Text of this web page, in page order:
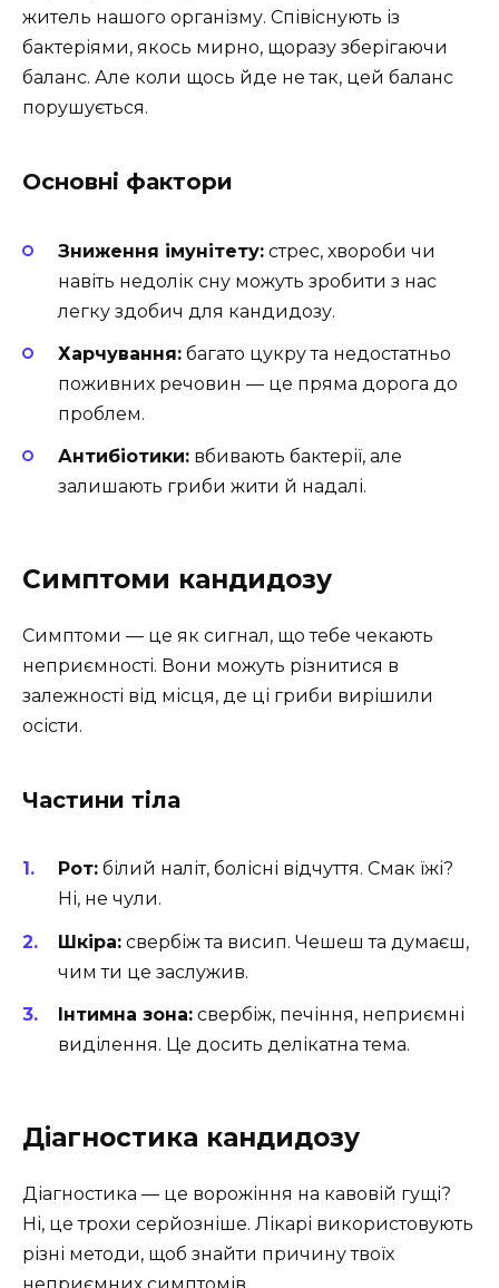
житель нашого організму. Співіснують із
бактеріями, якось мирно, щоразу зберігаючи
баланс. Але коли щось йде не так, цей баланс
порушується.
Основні фактори
Зниження імунітету: стрес, хвороби чи
навіть недолік сну можуть зробити з нас
легку здобич для кандидозу.
Харчування: багато цукру та недостатньо
поживних речовин — це пряма дорога до
проблем.
Антибіотики: вбивають бактерії, але
залишають гриби жити й надалі.
Симптоми кандидозу
Симптоми — це як сигнал, що тебе чекають
неприємності. Вони можуть різнитися в
залежності від місця, де ці гриби вирішили
осісти.
Частини тіла
Рот: білий наліт, болісні відчуття. Смак їжі?
Ні, не чули.
Шкіра: свербіж та висип. Чешеш та думаєш,
чим ти це заслужив.
Інтимна зона: свербіж, печіння, неприємні
виділення. Це досить делікатна тема.
Діагностика кандидозу
Діагностика — це ворожіння на кавовій гущі?
Ні, це трохи серйозніше. Лікарі використовують
різні методи, щоб знайти причину твоїх